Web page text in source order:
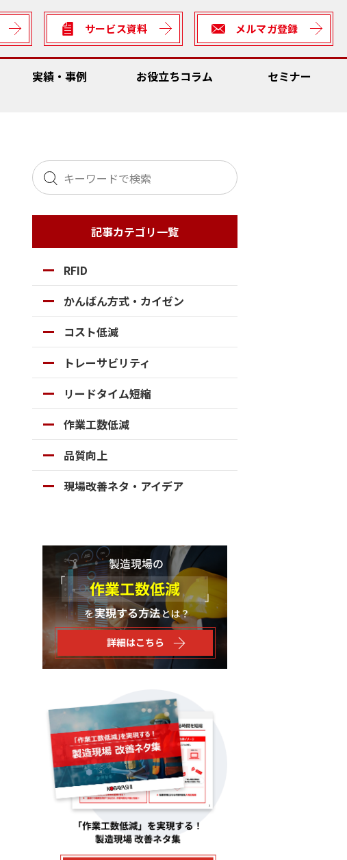
サービス資料 メルマガ登録
予防保全
工程内の車両との連携・輸送資材管理
在庫管理システム
実績・事例 お役立ちコラム
トレーサビリティ
現場改善ネタ・アイデア
セミナー
記事カテゴリ一覧
RFID
かんばん方式・カイゼン
コスト低減
トレーサビリティ
リードタイム短縮
作業工数低減
品質向上
現場改善ネタ・アイデア